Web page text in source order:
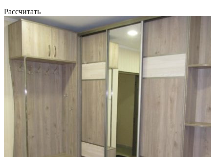
Рассчитать